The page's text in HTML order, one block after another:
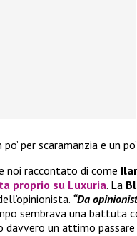
per scaramanzia e un
noi raccontato di come
proprio su Luxuria. La
“Da
sembrava una battuta
un attimo passare